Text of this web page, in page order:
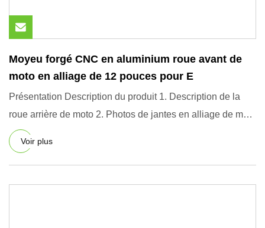
Moyeu forgé CNC en aluminium roue avant de
moto en alliage de 12 pouces pour E
Présentation Description du produit 1. Description de la
roue arrière de moto 2. Photos de jantes en alliage de moto
de
Voir plus